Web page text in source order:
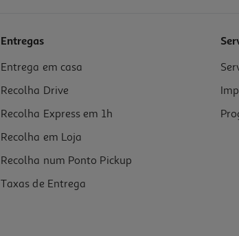
Entregas
Entrega em casa
Recolha Drive
Recolha Express em 1h
Recolha em Loja
Recolha num Ponto Pickup
Taxas de Entrega